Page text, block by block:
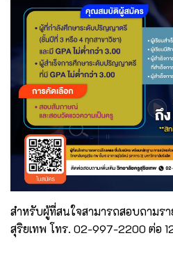
สำหรับผู้ที่สนใจสามารถสอบถามรา
สุริยเทพ โทร. 02-997-2200 ต่อ